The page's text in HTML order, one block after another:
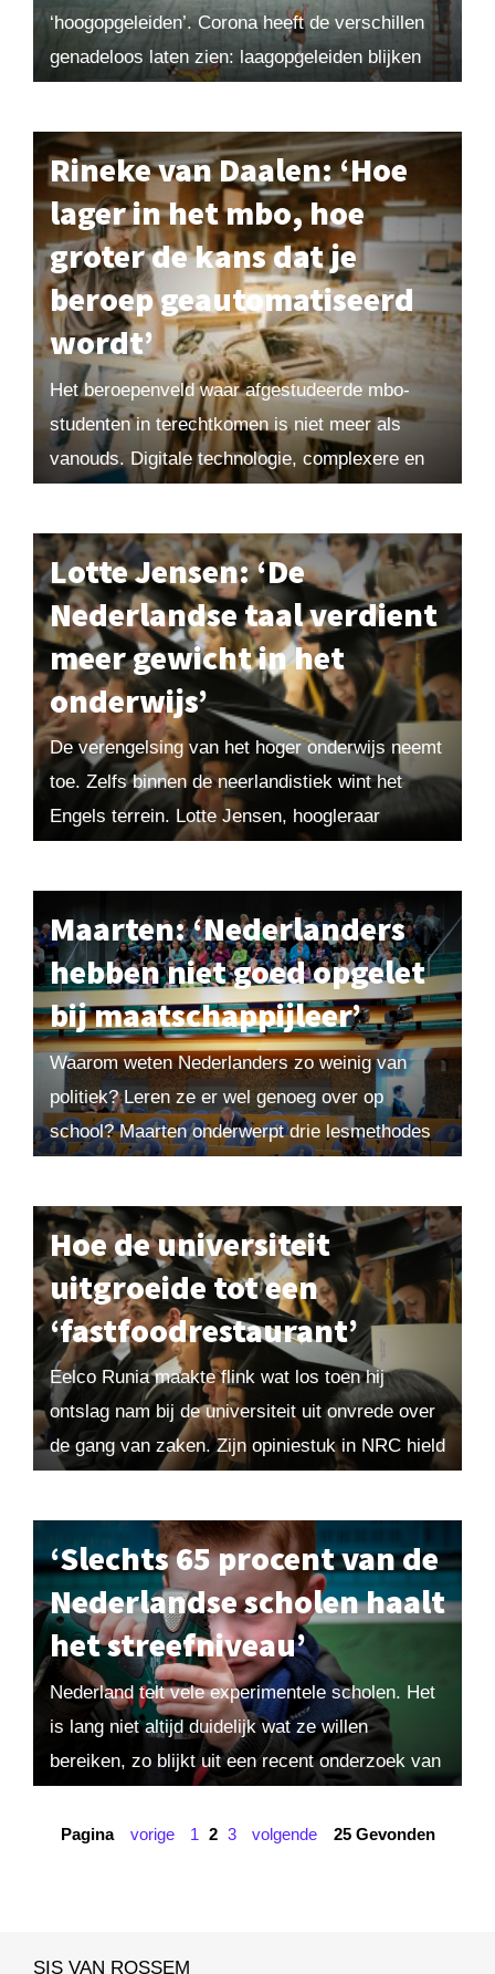
‘hoogopgeleiden’. Corona heeft de verschillen
genadeloos laten zien: laagopgeleiden blijken
Rineke van Daalen: ‘Hoe
lager in het mbo, hoe
groter de kans dat je
beroep geautomatiseerd
wordt’
Het beroepenveld waar afgestudeerde mbo-
studenten in terechtkomen is niet meer als
vanouds. Digitale technologie, complexere en
eisen die...
Lotte Jensen: ‘De
Nederlandse taal verdient
meer gewicht in het
onderwijs’
De verengelsing van het hoger onderwijs neemt
toe. Zelfs binnen de neerlandistiek wint het
Engels terrein. Lotte Jensen, hoogleraar
hebben ingrijpende...
Maarten: ‘Nederlanders
hebben niet goed opgelet
bij maatschappijleer’
Waarom weten Nederlanders zo weinig van
politiek? Leren ze er wel genoeg over op
school? Maarten onderwerpt drie lesmethodes
nummers hier of word...
Hoe de universiteit
uitgroeide tot een
‘fastfoodrestaurant’
Eelco Runia maakte flink wat los toen hij
ontslag nam bij de universiteit uit onvrede over
de gang van zaken. Zijn opiniestuk in NRC hield
‘Slechts 65 procent van de
Nederlandse scholen haalt
het streefniveau’
Nederland telt vele experimentele scholen. Het
is lang niet altijd duidelijk wat ze willen
bereiken, zo blijkt uit een recent onderzoek van
met inspecteur-generaal...
Pagina vorige 1 2 3 volgende 25 Gevonden
SIS VAN ROSSEM